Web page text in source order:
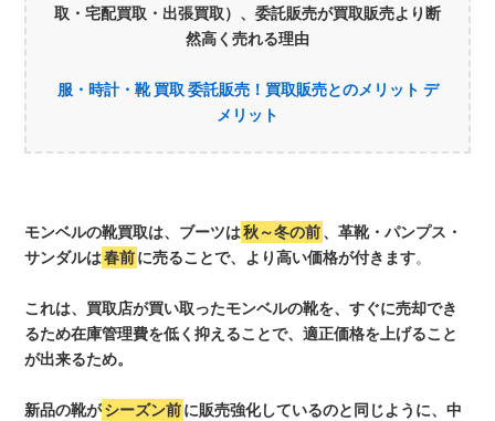
取・宅配買取・出張買取）、委託販売が買取販売より断
然高く売れる理由
服・時計・靴 買取 委託販売！買取販売とのメリット デ
メリット
モンベルの靴買取は、ブーツは秋～冬の前、革靴・パンプス・
サンダルは春前に売ることで、より高い価格が付きます。
これは、買取店が買い取ったモンベルの靴を、すぐに売却でき
るため在庫管理費を低く抑えることで、適正価格を上げること
が出来るため。
新品の靴がシーズン前に販売強化しているのと同じように、中